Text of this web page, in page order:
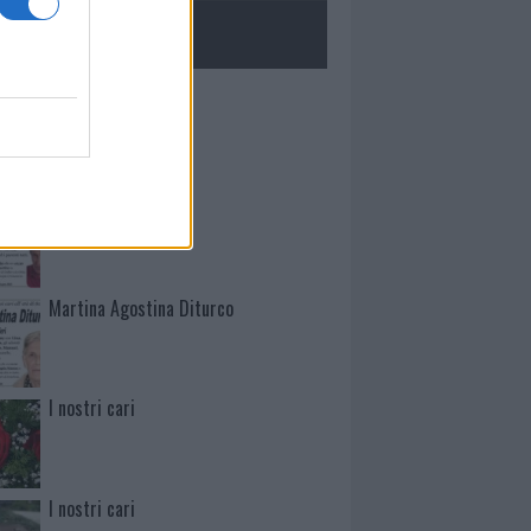
Mario Malu
Martina Agostina Diturco
I nostri cari
I nostri cari